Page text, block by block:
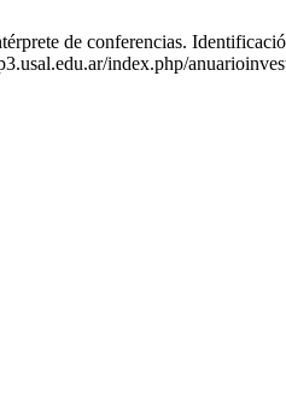
de conferencias.
index.php/